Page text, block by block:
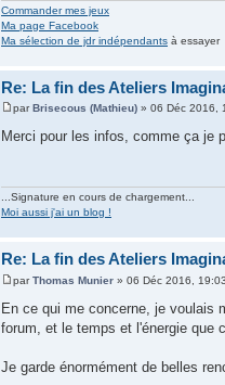
Commander mes jeux
Ma page Facebook
Ma sélection de jdr indépendants à essayer
Re: La fin des Ateliers
parBrisecous (Mathieu) » 06 Déc 2016,
Merci pour les infos, comme ça je
...Signature en cours de chargement...
Moi aussi j'ai un blog !
Re: La fin des Ateliers
parThomas Munier » 06 Déc 2016, 19:03
En ce qui me concerne, je voulais
forum, et le temps et l'énergie que
Je garde énormément de belles